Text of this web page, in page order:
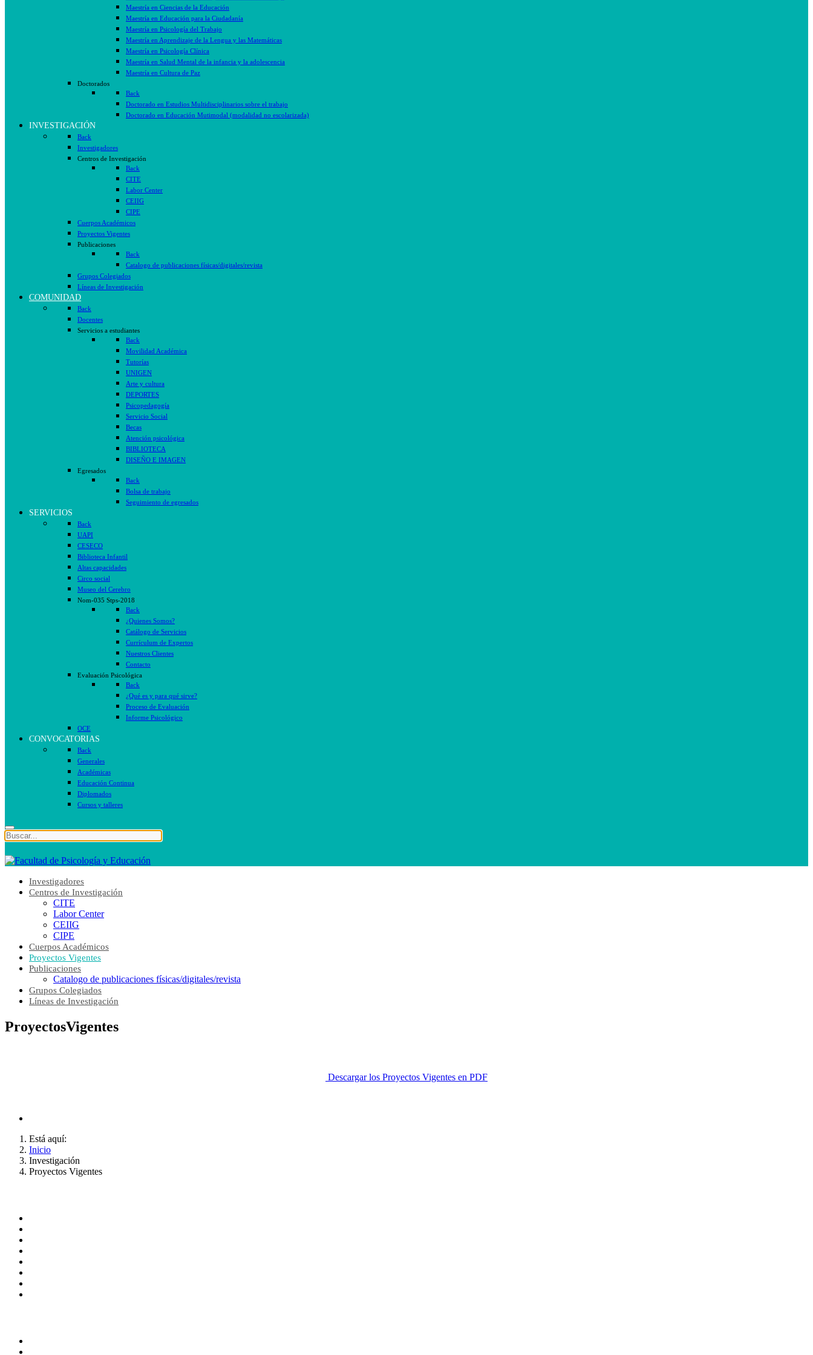
Maestría en Ciencias de la Educación
Maestría en Educación para la Ciudadanía
Maestría en Psicología del Trabajo
Maestría en Aprendizaje de la Lengua y las Matemáticas
Maestría en Psicología Clínica
Maestría en Salud Mental de la infancia y la adolescencia
Maestría en Cultura de Paz
Doctorados
Back
Doctorado en Estudios Multidisciplinarios sobre el trabajo
Doctorado en Educación Mutimodal (modalidad no escolarizada)
INVESTIGACIÓN
Back
Investigadores
Centros de Investigación
Back
CITE
Labor Center
CEIIG
CIPE
Cuerpos Académicos
Proyectos Vigentes
Publicaciones
Back
Catalogo de publicaciones físicas/digitales/revista
Grupos Colegiados
Líneas de Investigación
COMUNIDAD
Back
Docentes
Servicios a estudiantes
Back
Movilidad Académica
Tutorías
UNIGEN
Arte y cultura
DEPORTES
Psicopedagogía
Servicio Social
Becas
Atención psicológica
BIBLIOTECA
DISEÑO E IMAGEN
Egresados
Back
Bolsa de trabajo
Seguimiento de egresados
SERVICIOS
Back
UAPI
CESECO
Biblioteca Infantil
Altas capacidades
Circo social
Museo del Cerebro
Nom-035 Stps-2018
Back
¿Quienes Somos?
Catálogo de Servicios
Currículum de Expertos
Nuestros Clientes
Contacto
Evaluación Psicológica
Back
¿Qué es y para qué sirve?
Proceso de Evaluación
Informe Psicológico
OCE
CONVOCATORIAS
Back
Generales
Académicas
Educación Continua
Diplomados
Cursos y talleres
Investigadores
Centros de Investigación
CITE
Labor Center
CEIIG
CIPE
Cuerpos Académicos
Proyectos Vigentes
Publicaciones
Catalogo de publicaciones físicas/digitales/revista
Grupos Colegiados
Líneas de Investigación
ProyectosVigentes
Descargar los Proyectos Vigentes en PDF
Está aquí:
Inicio
Investigación
Proyectos Vigentes